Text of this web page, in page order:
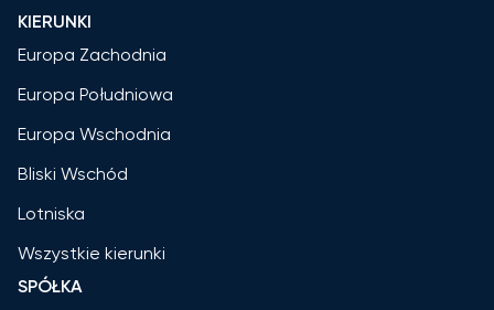
KIERUNKI
Europa Zachodnia
Europa Południowa
Europa Wschodnia
Bliski Wschód
Lotniska
Wszystkie kierunki
SPÓŁKA